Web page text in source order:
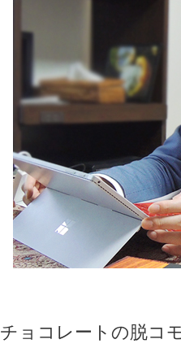
チョコレートの脱コ